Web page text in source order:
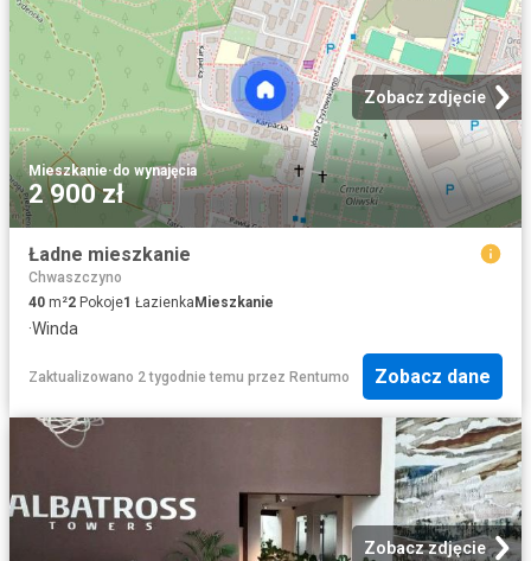
Zobacz zdjęcie
Mieszkanie·do wynajęcia
2 900 zł
Ładne mieszkanie
Chwaszczyno
40 m²2 Pokoje1 ŁazienkaMieszkanie
·Winda
Zaktualizowano 2 tygodnie temu przez Rentumo Zobacz dane
Zobacz zdjęcie